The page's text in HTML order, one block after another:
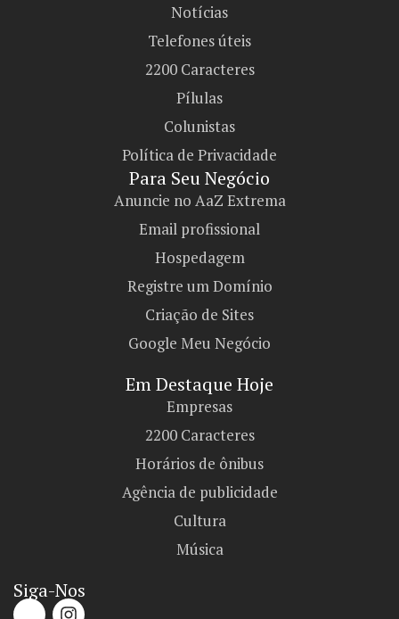
Notícias
Telefones úteis
2200 Caracteres
Pílulas
Colunistas
Política de Privacidade
Para Seu Negócio​
Anuncie no AaZ Extrema
Email profissional
Hospedagem
Registre um Domínio
Criação de Sites
Google Meu Negócio
Em Destaque Hoje
Empresas
2200 Caracteres
Horários de ônibus
Agência de publicidade
Cultura
Música
Siga-Nos